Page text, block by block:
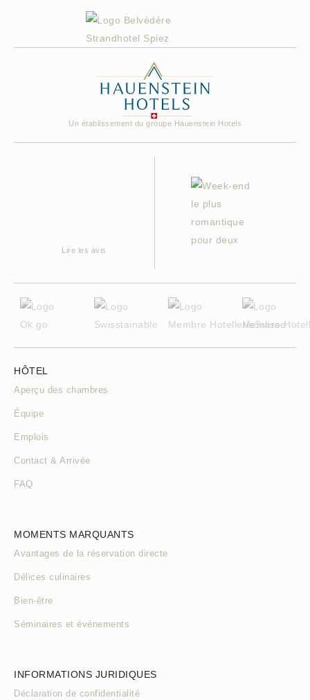
Un établissement du groupe Hauenstein Hotels
Lire les avis
HÔTEL
Aperçu des chambres
Équipe
Emplois
Contact & Arrivée
FAQ
MOMENTS MARQUANTS
Avantages de la réservation directe
Délices culinaires
Bien-être
Séminaires et événements
INFORMATIONS JURIDIQUES
Déclaration de confidentialité